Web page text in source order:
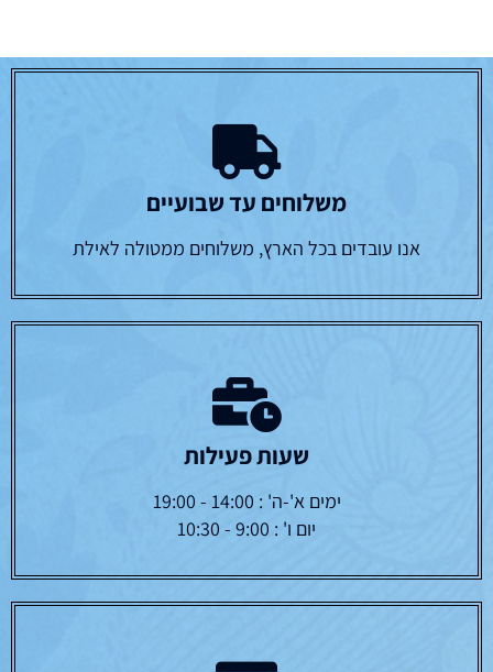
משלוחים עד שבועיים
אנו עובדים בכל הארץ, משלוחים ממטולה לאילת
שעות פעילות
ימים א'-ה' : 14:00 - 19:00
יום ו' : 9:00 - 10:30